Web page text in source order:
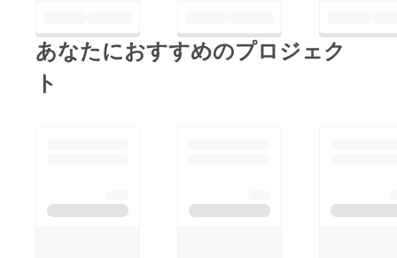
あなたにおすすめのプロジェク
ト